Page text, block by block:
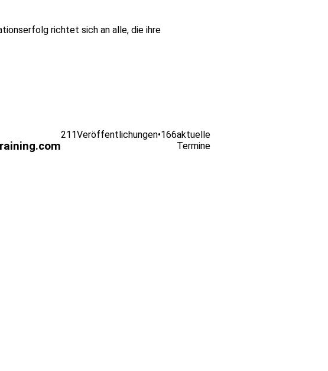
richtet sich an alle, die ihre
211Veröffentlichungen•166aktuelle
Termine